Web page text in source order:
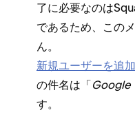
了に必要なのは
であるため⁠、この
ん⁠。
新規ユ⁠ーザ⁠ーを追加
の件名は「⁠Google
す⁠。